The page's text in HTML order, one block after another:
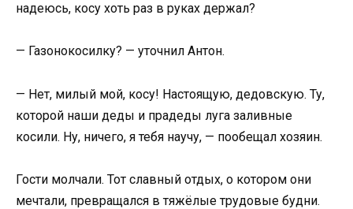
надеюсь, косу хоть раз в руках держал?
— Газонокосилку? — уточнил Антон.
— Нет, милый мой, косу! Настоящую, дедовскую. Ту,
которой наши деды и прадеды луга заливные
косили. Ну, ничего, я тебя научу, — пообещал хозяин.
Гости молчали. Тот славный отдых, о котором они
мечтали, превращался в тяжёлые трудовые будни.